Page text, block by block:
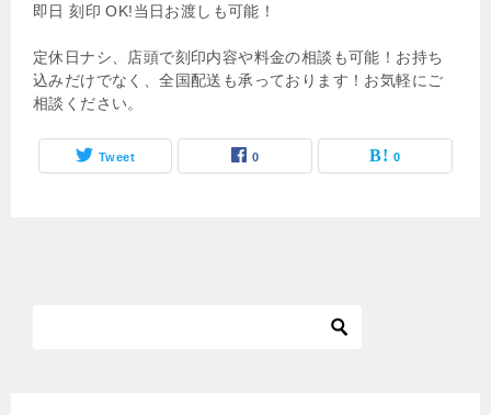
即日 刻印 OK!当日お渡しも可能！
定休日ナシ、店頭で刻印内容や料金の相談も可能！お持ち
込みだけでなく、全国配送も承っております！お気軽にご
相談ください。
Tweet 0 0